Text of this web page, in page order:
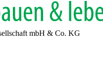
mbH & Co. KG